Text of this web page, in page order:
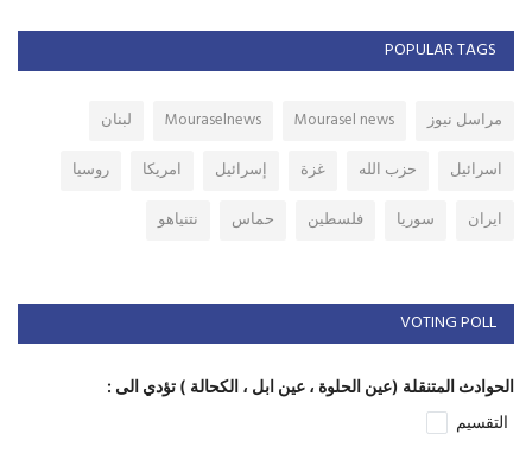
POPULAR TAGS
مراسل نيوز Mourasel news
Mouraselnews
لبنان
اسرائيل
حزب الله غزة إسرائيل امريكا
روسيا
ايران
سوريا فلسطين حماس نتنياهو
VOTING POLL
الحوادث المتنقلة (عين الحلوة ، عين ابل ، الكحالة ) تؤدي الى :
التقسيم